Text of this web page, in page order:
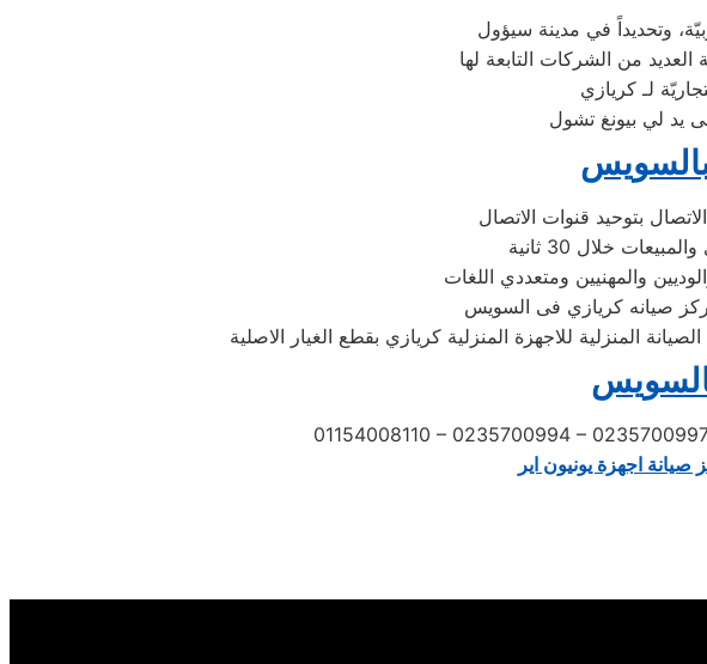
والمهنيين ومتعددي اللغات
صيانه كريازي فى السويس
المنزلية للاجهزة المنزلية كريازي بقطع الغيار الاصلية
01154008110 – 0235700994 –
صيانة اجهزة يونيون اير